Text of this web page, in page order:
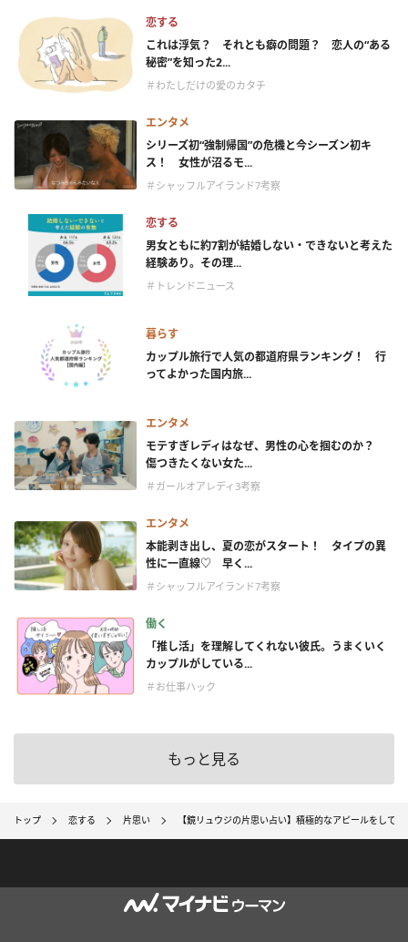
恋する
これは浮気？ それとも癖の問題？ 恋人の“ある
秘密”を知った2...
＃わたしだけの愛のカタチ
エンタメ
シリーズ初“強制帰国”の危機と今シーズン初キ
ス！ 女性が沼るモ...
＃シャッフルアイランド7考察
恋する
男女ともに約7割が結婚しない・できないと考えた
経験あり。その理...
＃トレンドニュース
暮らす
カップル旅行で人気の都道府県ランキング！ 行
ってよかった国内旅...
エンタメ
モテすぎレディはなぜ、男性の心を掴むのか？
傷つきたくない女た...
＃ガールオアレディ3考察
エンタメ
本能剥き出し、夏の恋がスタート！ タイプの異
性に一直線♡ 早く...
＃シャッフルアイランド7考察
働く
「推し活」を理解してくれない彼氏。うまくいく
カップルがしている...
＃お仕事ハック
もっと見る
トップ 恋する 片思い 【鏡リュウジの片思い占い】積極的なアピールをして